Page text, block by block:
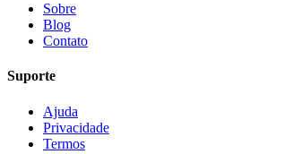
Sobre
Blog
Contato
Suporte
Ajuda
Privacidade
Termos